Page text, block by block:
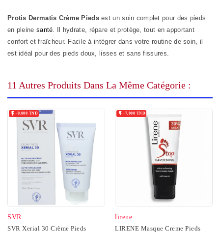
Protis Dermatis Crème Piedsest un soin complet pour des pieds
en pleine santé. Il hydrate, répare et protège, tout en apportant
confort et fraîcheur. Facile à intégrer dans votre routine de soin, il
est idéal pour des pieds doux, lisses et sans fissures.
11 Autres Produits Dans La Même Catégorie :
 -9,000 TND
SVR
SVR Xerial 30 Crème Pieds
 -7,000 TND
lirene
LIRENE Masque Creme Pieds